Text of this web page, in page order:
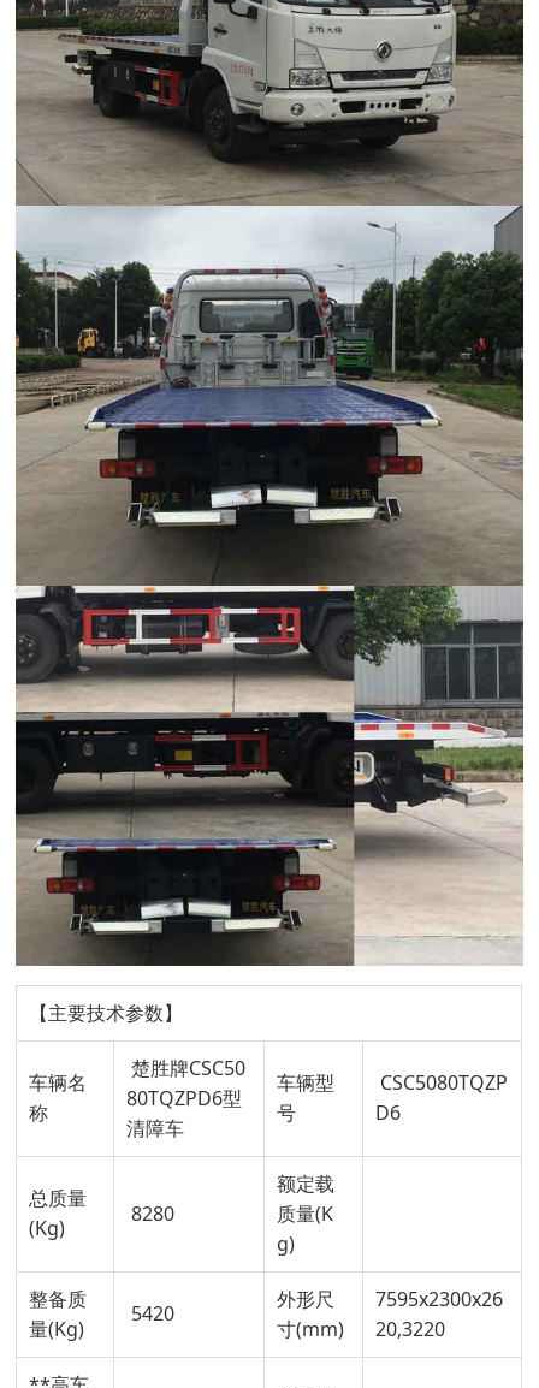
【主要技术参数】
车辆名
称
楚胜牌CSC50
80TQZPD6型
清障车
车辆型
号
CSC5080TQZP
D6
总质量
(Kg)
8280
额定载
质量(K
g)
整备质
量(Kg)
5420
外形尺
寸(mm)
7595x2300x26
20,3220